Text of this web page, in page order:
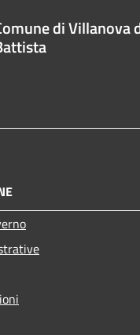
di Villanova